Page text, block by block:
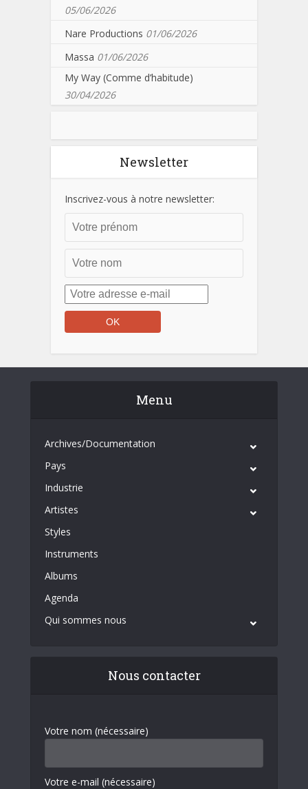
05/06/2026
Nare Productions 01/06/2026
Massa 01/06/2026
My Way (Comme d’habitude)
30/04/2026
Newsletter
Inscrivez-vous à notre newsletter:
Menu
Archives/Documentation
Pays
Industrie
Artistes
Styles
Instruments
Albums
Agenda
Qui sommes nous
Nous contacter
Votre nom (nécessaire)
Votre e-mail (nécessaire)